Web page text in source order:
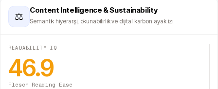
⚖
Content Intelligence & Sustainability
Semantik hiyerarşi, okunabilirlik ve dijital karbon ayak izi.
READABILITY IQ
46.9
Flesch Reading Ease